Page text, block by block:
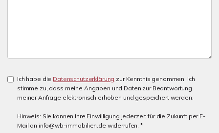
Ich habe die Datenschutzerklärung zur Kenntnis genommen. Ich
stimme zu, dass meine Angaben und Daten zur Beantwortung
meiner Anfrage elektronisch erhoben und gespeichert werden.
Hinweis: Sie können Ihre Einwilligung jederzeit für die Zukunft per E-
Mail an info@wb-immobilien.de widerrufen. *